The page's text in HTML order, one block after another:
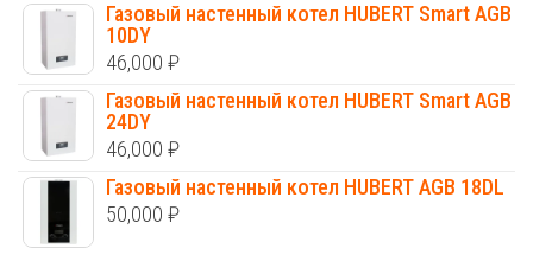
Газовый настенный котел HUBERT Smart AGB
10DY
46,000 ₽
Газовый настенный котел HUBERT Smart AGB
24DY
46,000 ₽
Газовый настенный котел HUBERT AGB 18DL
50,000 ₽